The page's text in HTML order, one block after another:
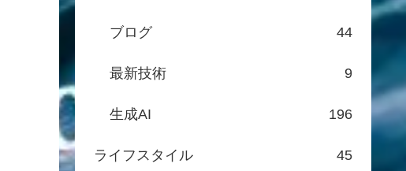
ブログ 44
最新技術 9
生成AI 196
ライフスタイル 45